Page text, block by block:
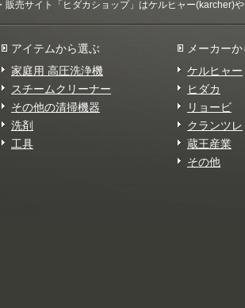
販売サイト「ヒダカショップ」はケルヒャー(karcher)
アイテムから選ぶ
家庭用 高圧洗浄機
スチームクリーナー
その他の清掃機器
洗剤
工具
メーカー
ケルヒャー
ヒダカ
リョービ
クランツレ
蔵王産業
その他